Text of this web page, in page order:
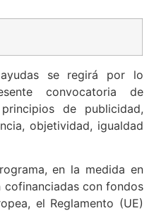
se regirá por lo
convocatoria de
de publicidad,
objetividad, igualdad
en la medida en
cofinanciadas con fondos
el Reglamento (UE)